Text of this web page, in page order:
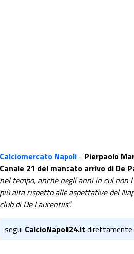
Calciomercato Napoli - Pierpaolo
Canale 21 del mancato arrivo di De
nel tempo, anche negli anni in cui non
più alta rispetto alle aspettative del
club di De Laurentiis”.
segui CalcioNapoli24.it direttamente